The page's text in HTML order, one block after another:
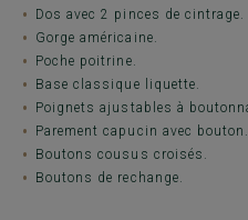
Dos avec 2 pinces de cintrage.
Gorge américaine.
Poche poitrine.
Base classique liquette.
Poignets ajustables à
Parement capucin avec bouton.
Boutons cousus croisés.
Boutons de rechange.